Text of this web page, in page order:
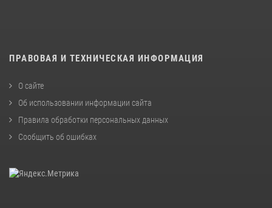
ПРАВОВАЯ И ТЕХНИЧЕСКАЯ ИНФОРМАЦИЯ
О сайте
Об использовании информации сайта
Правила обработки персональных данных
Сообщить об ошибках